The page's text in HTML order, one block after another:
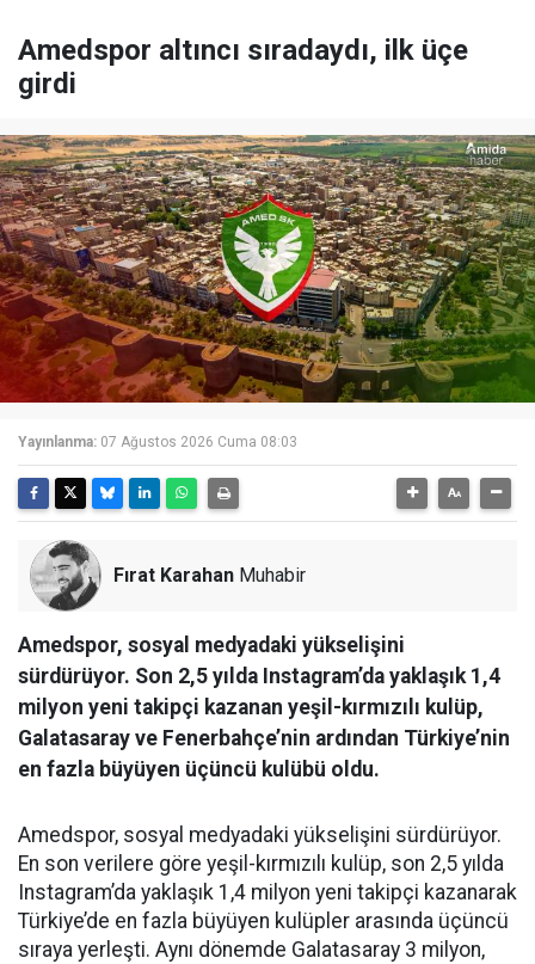
Amedspor altıncı sıradaydı, ilk üçe
girdi
Yayınlanma: 07 Ağustos 2026 Cuma 08:03
Fırat Karahan Muhabir
Amedspor, sosyal medyadaki yükselişini
sürdürüyor. Son 2,5 yılda Instagram’da yaklaşık 1,4
milyon yeni takipçi kazanan yeşil-kırmızılı kulüp,
Galatasaray ve Fenerbahçe’nin ardından Türkiye’nin
en fazla büyüyen üçüncü kulübü oldu.
Amedspor, sosyal medyadaki yükselişini sürdürüyor.
En son verilere göre yeşil-kırmızılı kulüp, son 2,5 yılda
Instagram’da yaklaşık 1,4 milyon yeni takipçi kazanarak
Türkiye’de en fazla büyüyen kulüpler arasında üçüncü
sıraya yerleşti. Aynı dönemde Galatasaray 3 milyon,